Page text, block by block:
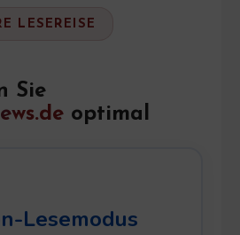
LESEREISE
Sie
optimal
Lesemodus